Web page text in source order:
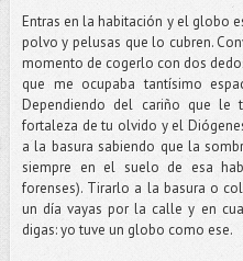
Entras en la habitación y el globo
polvo y pelusas que lo cubren.
momento de cogerlo con dos
que me ocupaba tantísimo
Dependiendo del cariño que le
fortaleza de tu olvido y el
a la basura sabiendo que la
siempre en el suelo de esa
forenses). Tirarlo a la basura o
un día vayas por la calle y en
digas: yo tuve un globo como ese.